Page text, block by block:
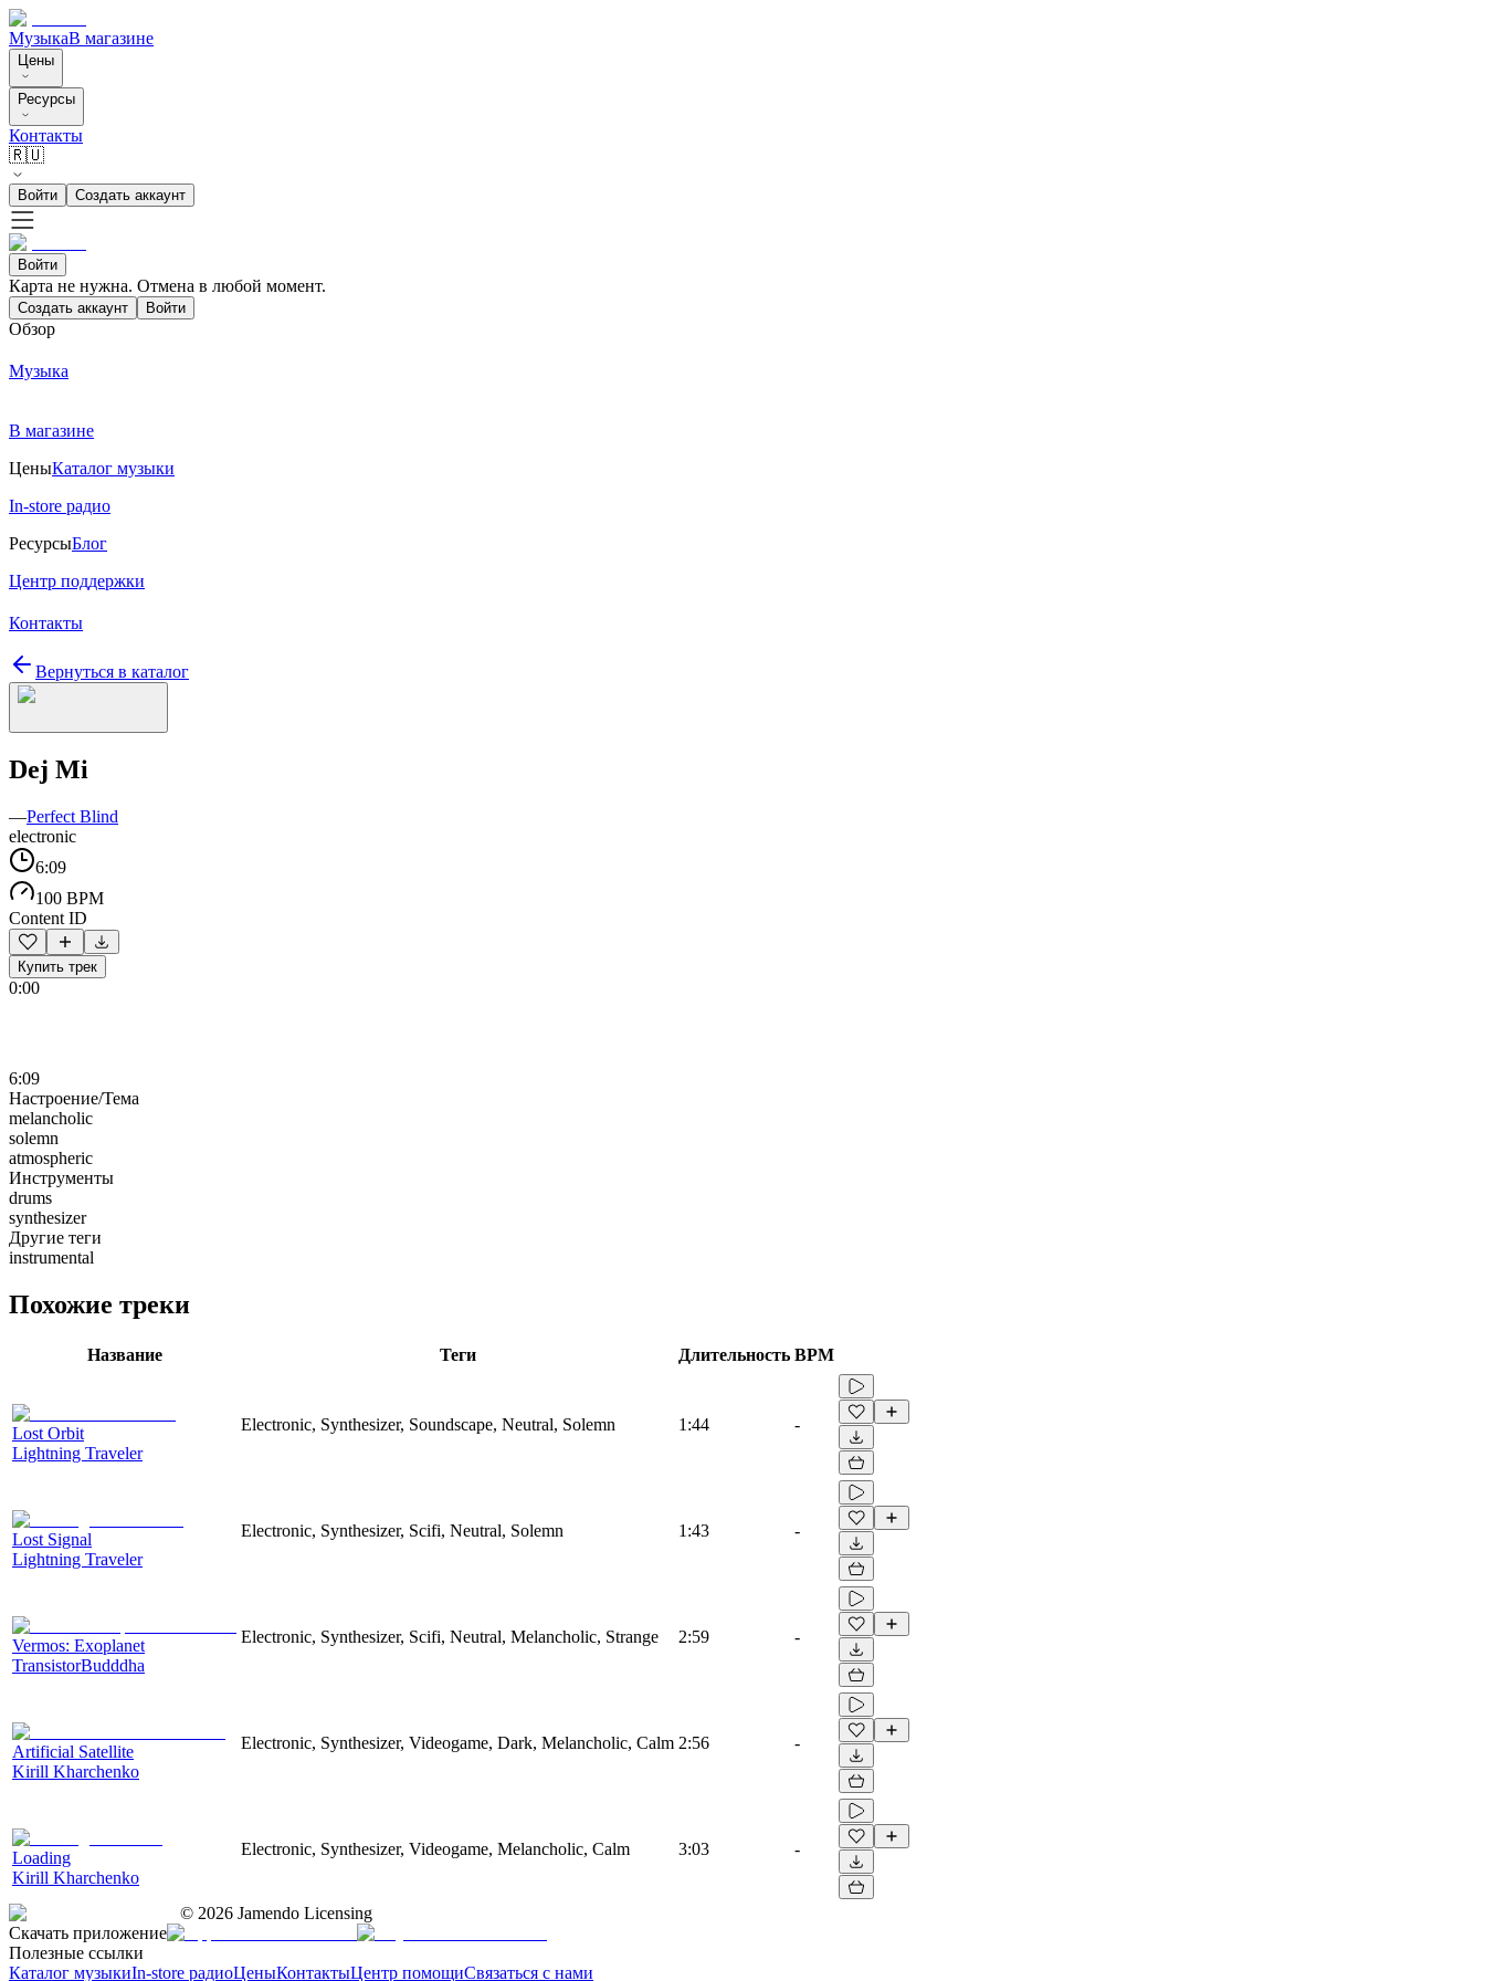
МузыкаВ магазине
Цены
Ресурсы
Контакты
🇷🇺
Войти Создать аккаунт
Войти
Карта не нужна. Отмена в любой момент.
Создать аккаунт Войти
Обзор
Музыка
В магазине
ЦеныКаталог музыки
In-store радио
РесурсыБлог
Центр поддержки
Контакты
Вернуться в каталог
Dej Mi
—Perfect Blind
electronic
6:09
100 BPM
Content ID
Купить трек
0:00
6:09
Настроение/Тема
melancholic
solemn
atmospheric
Инструменты
drums
synthesizer
Другие теги
instrumental
Похожие треки
Название Теги Длительность BPM
Lost Orbit
Lightning Traveler
Electronic, Synthesizer, Soundscape, Neutral, Solemn 1:44 -
Lost Signal
Lightning Traveler
Electronic, Synthesizer, Scifi, Neutral, Solemn 1:43 -
Vermos: Exoplanet
TransistorBudddha
Electronic, Synthesizer, Scifi, Neutral, Melancholic, Strange 2:59 -
Artificial Satellite
Kirill Kharchenko
Electronic, Synthesizer, Videogame, Dark, Melancholic, Calm 2:56 -
Loading
Kirill Kharchenko
Electronic, Synthesizer, Videogame, Melancholic, Calm 3:03 -
© 2026 Jamendo Licensing
Скачать приложение
Полезные ссылки
Каталог музыкиIn-store радиоЦеныКонтактыЦентр помощиСвязаться с нами